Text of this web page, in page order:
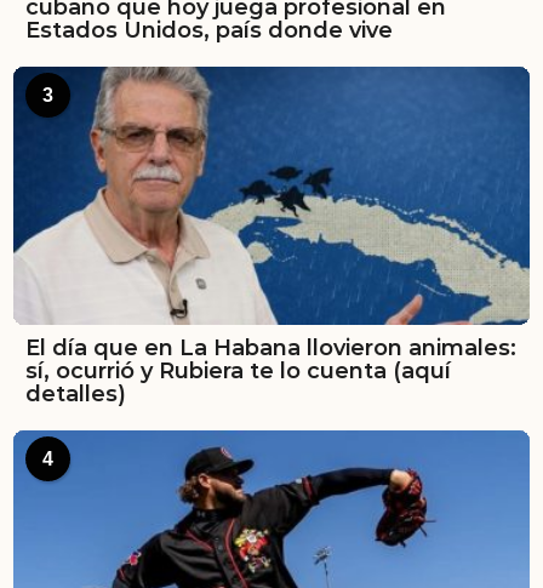
cubano que hoy juega profesional en
Estados Unidos, país donde vive
3
El día que en La Habana llovieron animales:
sí, ocurrió y Rubiera te lo cuenta (aquí
detalles)
4